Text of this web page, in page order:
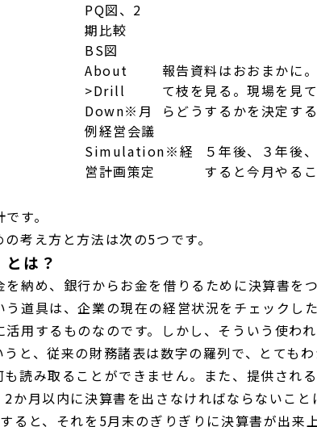
PQ図、2
期比較
BS図
About
>Drill
Down※月
例経営会議
報告資料はおおまかに
て枝を見る。現場を見
らどうするかを決定する
Simulation※経
営計画策定
５年後、３年後
すると今月やる
す。
考え方と方法は次の5つです。
は？
納め、銀行からお金を借りるために決算書を
道具は、企業の現在の経営状況をチェックした
用するものなのです。しかし、そういう使わ
と、従来の財務諸表は数字の羅列で、とてもわ
読み取ることができません。また、提供され
か月以内に決算書を出さなければならないこと
ると、それを5月末のぎりぎりに決算書が出来